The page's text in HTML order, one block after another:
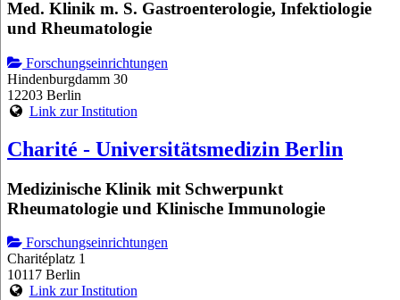
Med. Klinik m. S. Gastroenterologie, Infektiologie
und Rheumatologie
Forschungseinrichtungen
Hindenburgdamm 30
12203 Berlin
Link zur Institution
Charité - Universitätsmedizin Berlin
Medizinische Klinik mit Schwerpunkt
Rheumatologie und Klinische Immunologie
Forschungseinrichtungen
Charitéplatz 1
10117 Berlin
Link zur Institution